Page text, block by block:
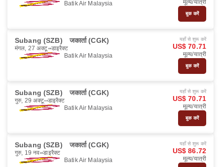
Batik Air Malaysia
मूल्य/यात्री
बुक करें
Subang (SZB) जकार्ता (CGK)
मंगल, 27 अक्टू॰ डाइरैक्ट
Batik Air Malaysia
यहाँ से शुरू करें
US$ 70.71
मूल्य/यात्री
बुक करें
Subang (SZB) जकार्ता (CGK)
गुरु, 29 अक्टू॰ डाइरैक्ट
Batik Air Malaysia
यहाँ से शुरू करें
US$ 70.71
मूल्य/यात्री
बुक करें
Subang (SZB) जकार्ता (CGK)
गुरु, 19 नव॰ डाइरैक्ट
Batik Air Malaysia
यहाँ से शुरू करें
US$ 86.72
मूल्य/यात्री